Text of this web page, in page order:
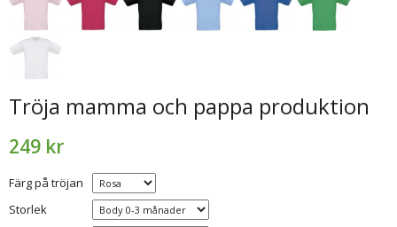
Tröja mamma och pappa produktion
249 kr
Färg på tröjan
Storlek